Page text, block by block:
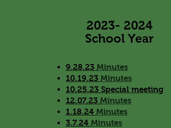
​2023- 2024
School Year
9.28.23 Minutes
10.19.23 Minutes
10.25.23 Special meeting
12.07.23 Minutes
1.18.24 Minutes
3.7.24 Minutes